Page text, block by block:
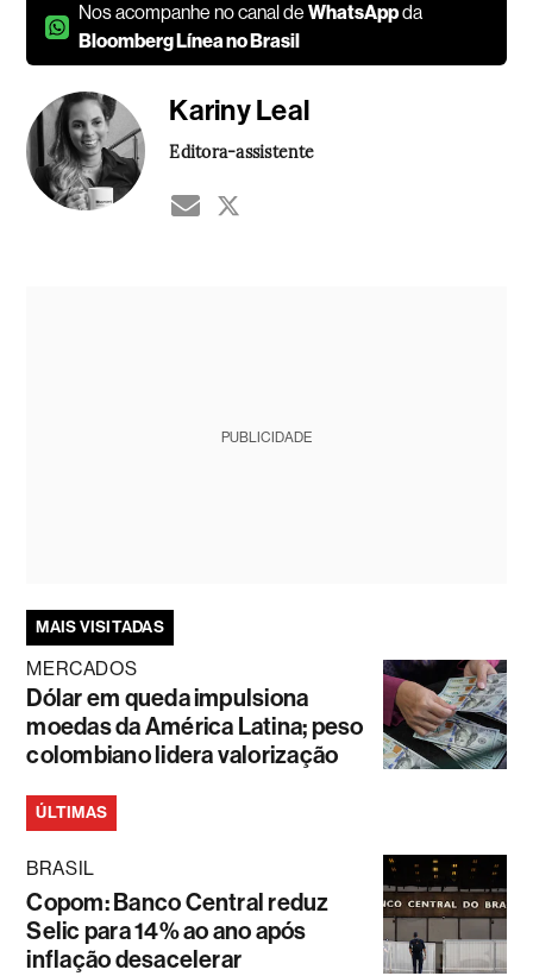
Nos acompanhe no canal deWhatsAppda
Bloomberg Línea no Brasil
Kariny Leal
Editora-assistente
PUBLICIDADE
MAIS VISITADAS
MERCADOS
Dólar em queda impulsiona
moedas da América Latina; peso
colombiano lidera valorização
ÚLTIMAS
BRASIL
Copom: Banco Central reduz
Selic para 14% ao ano após
inflação desacelerar